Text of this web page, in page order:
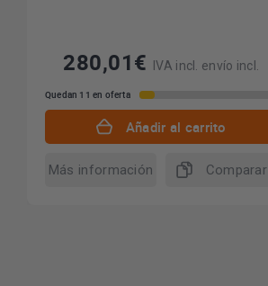
280,01€ IVA incl. envío incl.
Quedan 11 en oferta
Añadir al carrito
Más información Comparar